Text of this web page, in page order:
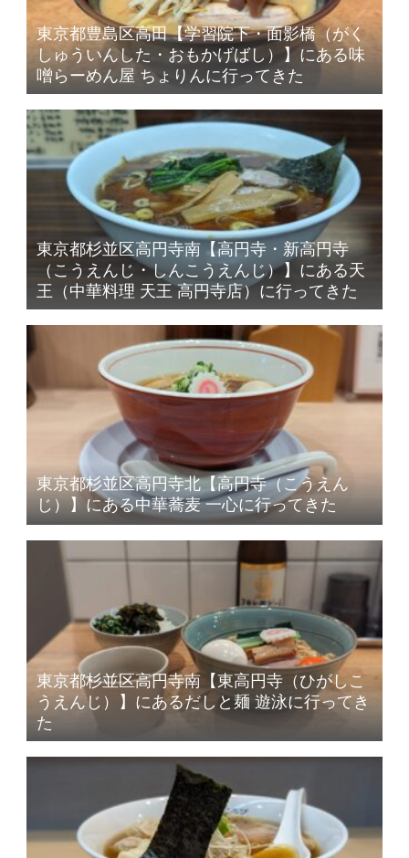
東京都豊島区高田【学習院下・面影橋（がく
しゅういんした・おもかげばし）】にある味
噌らーめん屋 ちょりんに行ってきた
東京都杉並区高円寺南【高円寺・新高円寺
（こうえんじ・しんこうえんじ）】にある天
王（中華料理 天王 高円寺店）に行ってきた
東京都杉並区高円寺北【高円寺（こうえん
じ）】にある中華蕎麦 一心に行ってきた
東京都杉並区高円寺南【東高円寺（ひがしこ
うえんじ）】にあるだしと麺 遊泳に行ってき
た